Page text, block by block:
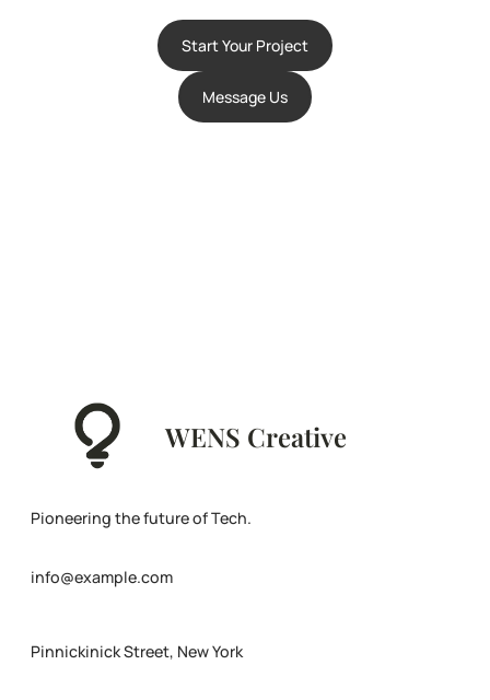
Start Your Project
Message Us
WENS Creative
Pioneering the future of Tech.
info@example.com
Pinnickinick Street, New York